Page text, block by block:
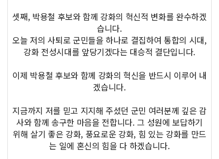
셋째, 박용철 후보와 함께 강화의 혁신적 변화를 완수하겠
습니다.
오늘 저의 사퇴로 군민들을 하나로 결집하여 통합의 시대,
강화 전성시대를 앞당기겠다는 대승적 결단입니다.
이제 박용철 후보와 함께 강화의 혁신을 반드시 이루어 내
겠습니다.
지금까지 저를 믿고 지지해 주셨던 군민 여러분께 깊은 감
사와 함께 송구한 마음을 전합니다. 그 성원에 보답하기
위해 살기 좋은 강화, 풍요로운 강화, 힘 있는 강화를 만드
는 일에 혼신의 힘을 다 하겠습니다.